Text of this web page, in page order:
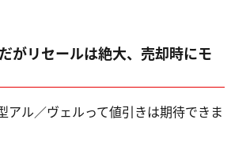
がリセールは絶大、売却時にモ
ル／ヴェルって値引きは期待できま